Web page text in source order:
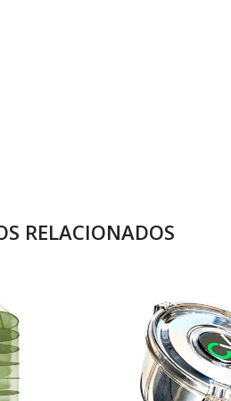
RELACIONADOS